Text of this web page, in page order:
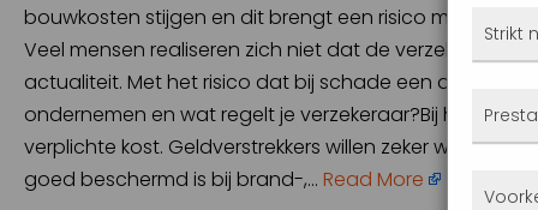
bouwkosten stijgen en dit brengt een risico met zich
Veel mensen realiseren zich niet dat de verzekerde
actualiteit. Met het risico dat bij schade een deel voor
ondernemen en wat regelt je verzekeraar?Bij het
verplichte kost. Geldverstrekkers willen zeker weten
goed beschermd is bij brand-,… Read More
Strikt